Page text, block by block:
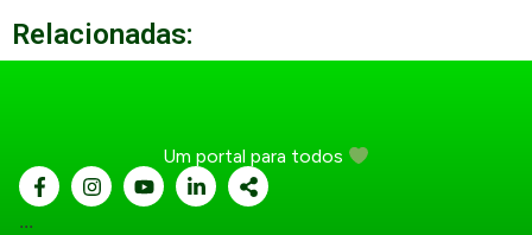
Relacionadas:
Um portal para todos
...